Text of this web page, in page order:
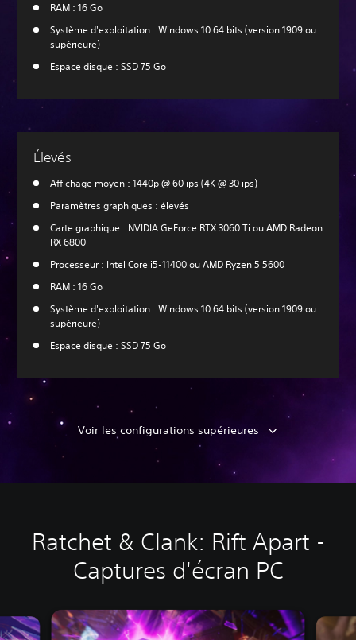
RAM : 16 Go
Système d'exploitation : Windows 10 64 bits (version 1909 ou
supérieure)
Espace disque : SSD 75 Go
Élevés
Affichage moyen : 1440p @ 60 ips (4K @ 30 ips)
Paramètres graphiques : élevés
Carte graphique : NVIDIA GeForce RTX 3060 Ti ou AMD Radeon
RX 6800
Processeur : Intel Core i5-11400 ou AMD Ryzen 5 5600
RAM : 16 Go
Système d'exploitation : Windows 10 64 bits (version 1909 ou
supérieure)
Espace disque : SSD 75 Go
Voir les configurations supérieures
Ratchet & Clank: Rift Apart -
Captures d'écran PC